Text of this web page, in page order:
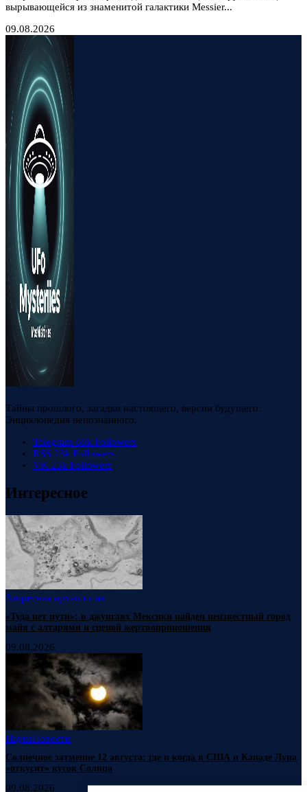
вырывающейся из знаменитой галактики Messier...
09.08.2026
Тайны прошлого, загадки настоящего, версии будущего.
Энциклопедия непознанного.
Telegram 88k Followers
RSS 23k Followers
VK 23k Followers
Интересное
Запретная археология
«Туда нет пути»: в джунглях Мексики найден неизвестный город
майя с алтарями и сценой жертвоприношения
09.08.2026
НаукаНовости
Солнечное затмение 12 августа: где и когда в США и Канаде Луна
«откусит» кусок Солнца
09.08.2026